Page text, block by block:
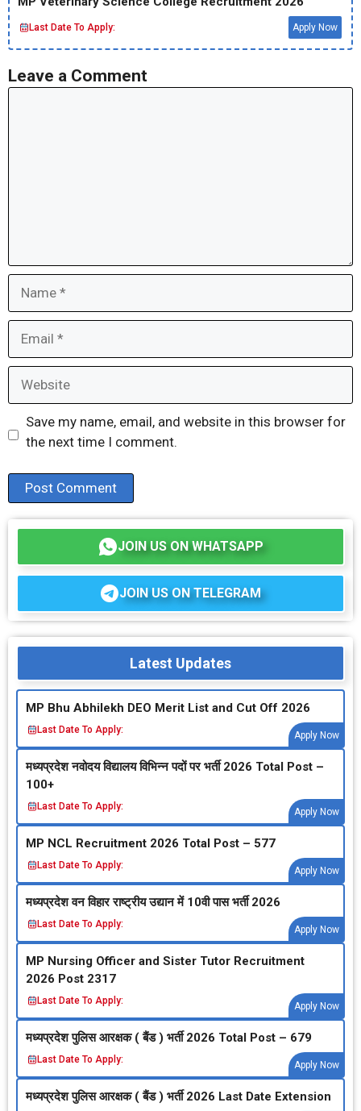
Last Date To Apply: Apply Now
Leave a Comment
Save my name, email, and website in this browser for
the next time I comment.
JOIN US ON WHATSAPP
JOIN US ON TELEGRAM
Latest Updates
MP Bhu Abhilekh DEO Merit List and Cut Off 2026
Last Date To Apply:
Apply Now
मध्‍यप्रदेश नवोदय विद्यालय विभिन्‍न पदों पर भर्ती 2026 Total Post –
100+
Last Date To Apply:
Apply Now
MP NCL Recruitment 2026 Total Post – 577
Last Date To Apply:
Apply Now
मध्‍यप्रदेश वन विहार राष्‍ट्रीय उद्यान में 10वी पास भर्ती 2026
Last Date To Apply:
Apply Now
MP Nursing Officer and Sister Tutor Recruitment
2026 Post 2317
Last Date To Apply:
Apply Now
मध्‍यप्रदेश पुलिस आरक्षक ( बैंड ) भर्ती 2026 Total Post – 679
Last Date To Apply:
Apply Now
मध्‍यप्रदेश पुलिस आरक्षक ( बैंड ) भर्ती 2026 Last Date Extension